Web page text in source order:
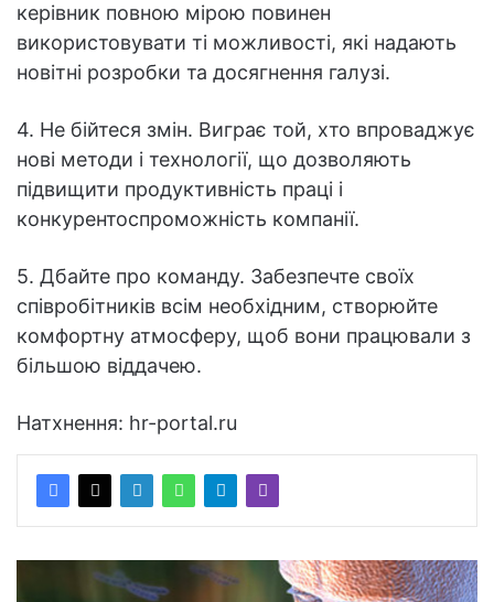
керівник повною мірою повинен
використовувати ті можливості, які надають
новітні розробки та досягнення галузі.
4. Не бійтеся змін. Виграє той, хто впроваджує
нові методи і технології, що дозволяють
підвищити продуктивність праці і
конкурентоспроможність компанії.
5. Дбайте про команду. Забезпечте своїх
співробітників всім необхідним, створюйте
комфортну атмосферу, щоб вони працювали з
більшою віддачею.
Натхнення: hr-portal.ru